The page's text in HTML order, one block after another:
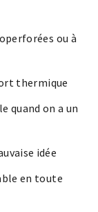
ou à
thermique
quand on a un
idée
en toute